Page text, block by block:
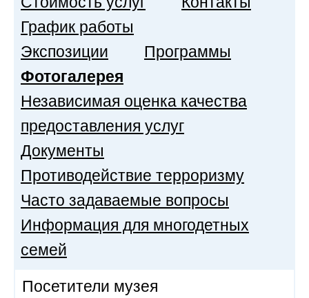
График работы
Экспозиции
Программы
Фотогалерея
Независимая оценка качества
предоставления услуг
Документы
Противодействие терроризму
Часто задаваемые вопросы
Информация для многодетных
семей
Посетители музея